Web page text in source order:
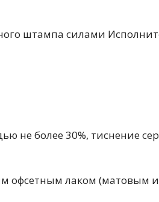
штампа силами
не более 30%, тиснение
офсетным лаком (матовым